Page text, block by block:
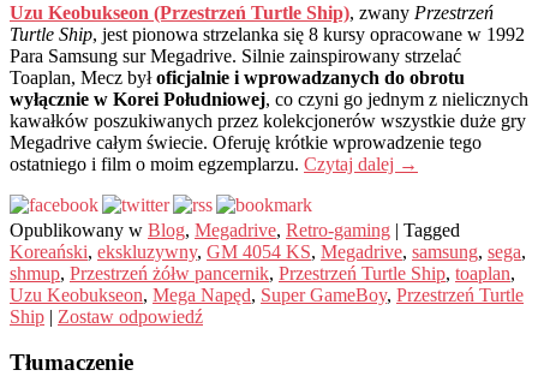
Uzu Keobukseon (Przestrzeń Turtle Ship), zwany Przestrzeń
Turtle Ship, jest pionowa strzelanka się 8 kursy opracowane w 1992
Para Samsung sur Megadrive. Silnie zainspirowany strzelać
Toaplan, Mecz byłoficjalnie i wprowadzanych do obrotu
wyłącznie w Korei Południowej, co czyni go jednym z nielicznych
kawałków poszukiwanych przez kolekcjonerów wszystkie duże gry
Megadrive całym świecie. Oferuję krótkie wprowadzenie tego
ostatniego i film o moim egzemplarzu. Czytaj dalej →
Opublikowany w Blog, Megadrive, Retro-gaming | Tagged
Koreański, ekskluzywny, GM 4054 KS, Megadrive, samsung, sega,
shmup, Przestrzeń żółw pancernik, Przestrzeń Turtle Ship, toaplan,
Uzu Keobukseon, Mega Napęd, Super GameBoy, Przestrzeń Turtle
Ship | Zostaw odpowiedź
Tłumaczenie